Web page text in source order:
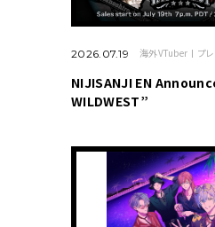
2026.07.19 海外VTuber プ
NIJISANJI EN
WILDWEST”